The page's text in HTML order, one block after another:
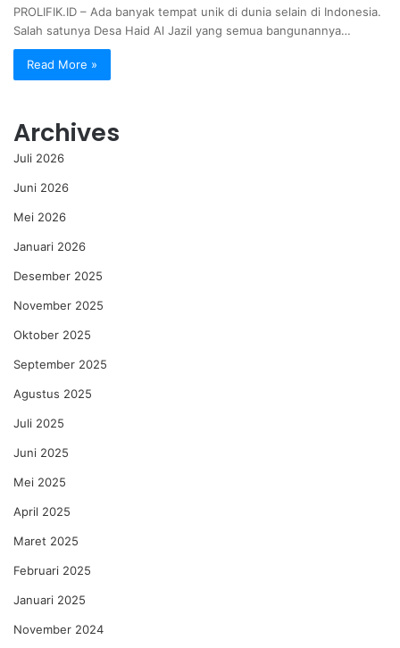
PROLIFIK.ID – Ada banyak tempat unik di dunia selain di Indonesia.
Salah satunya Desa Haid Al Jazil yang semua bangunannya…
Read More »
Archives
Juli 2026
Juni 2026
Mei 2026
Januari 2026
Desember 2025
November 2025
Oktober 2025
September 2025
Agustus 2025
Juli 2025
Juni 2025
Mei 2025
April 2025
Maret 2025
Februari 2025
Januari 2025
November 2024